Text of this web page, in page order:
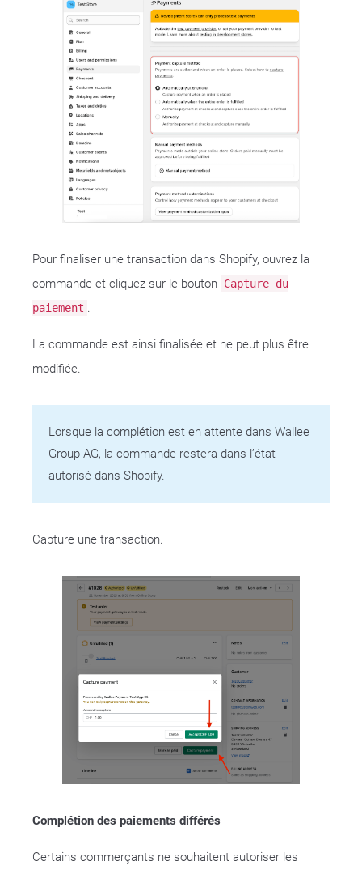
Pour finaliser une transaction dans Shopify, ouvrez la
commande et cliquez sur le bouton Capture du
paiement
La commande est ainsi finalisée et ne peut plus être
modifiée.
Lorsque la complétion est en attente dans Wallee
Group AG, la commande restera dans l’état
autorisé dans Shopify.
Capture une transaction.
Complétion des paiements différés
Certains commerçants ne souhaitent autoriser les